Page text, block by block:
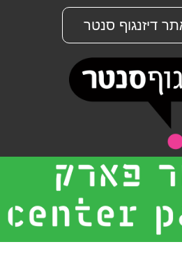
דיזנגוף סנטר